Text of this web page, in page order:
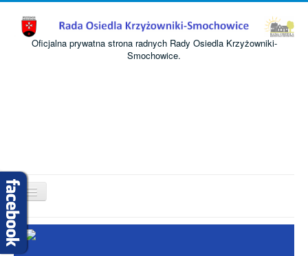
Oficjalna prywatna strona radnych Rady Osiedla Krzyżowniki-
Smochowice.
Przełącz
nawigację
Start
O nas